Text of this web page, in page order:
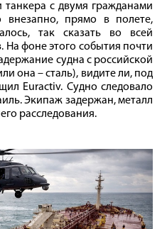
с двумя гражданами
внезапно, прямо в полете,
так сказать во всей
На фоне этого события почти
судна с российской
она – сталь), видите ли, под
Euractiv. Судно следовало
Экипаж задержан, металл
расследования.